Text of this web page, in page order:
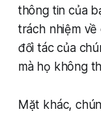
thông tin của
trách nhiệm
đối tác của
mà họ không
Mặt khác,